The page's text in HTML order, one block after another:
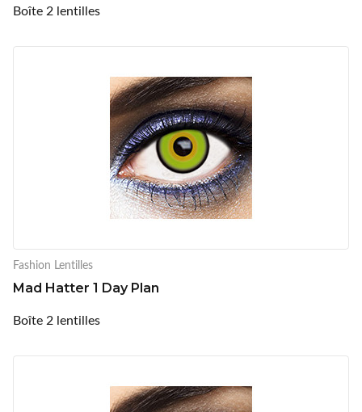
Boîte 2 lentilles
Fashion Lentilles
Mad Hatter 1 Day Plan
Boîte 2 lentilles